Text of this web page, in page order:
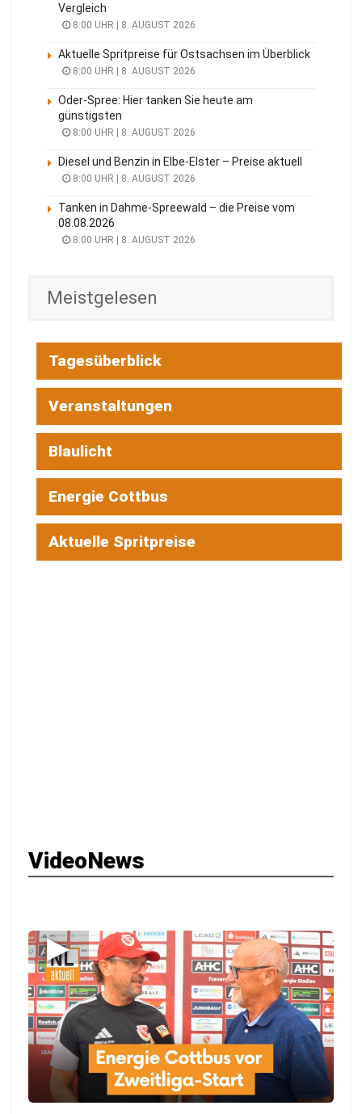
Vergleich
8:00 UHR | 8. AUGUST 2026
Aktuelle Spritpreise für Ostsachsen im Überblick
8:00 UHR | 8. AUGUST 2026
Oder-Spree: Hier tanken Sie heute am
günstigsten
8:00 UHR | 8. AUGUST 2026
Diesel und Benzin in Elbe-Elster – Preise aktuell
8:00 UHR | 8. AUGUST 2026
Tanken in Dahme-Spreewald – die Preise vom
08.08.2026
8:00 UHR | 8. AUGUST 2026
Meistgelesen
Tagesüberblick
Veranstaltungen
Blaulicht
Energie Cottbus
Aktuelle Spritpreise
VideoNews
▶